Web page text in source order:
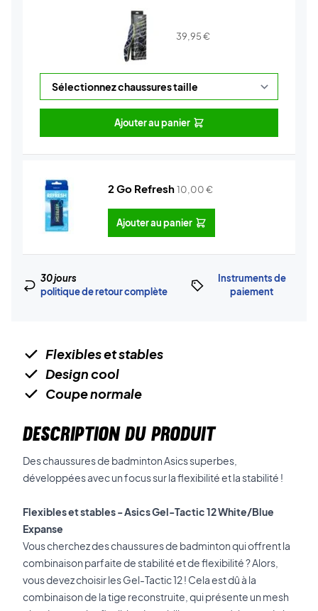
39,95€
Ajouter au panier
2 Go Refresh10,00€
Ajouter au panier
30 jours
politique de retour complète
Instruments de
paiement
Flexibles et stables
Design cool
Coupe normale
DESCRIPTION DU PRODUIT
Des chaussures de badminton Asics superbes,
développées avec un focus sur la flexibilité et la stabilité !
Flexibles et stables - Asics Gel-Tactic 12 White/Blue
Expanse
Vous cherchez des chaussures de badminton qui offrent la
combinaison parfaite de stabilité et de flexibilité ? Alors,
vous devez choisir les Gel-Tactic 12 ! Cela est dû à la
combinaison de la tige reconstruite, qui présente un mesh